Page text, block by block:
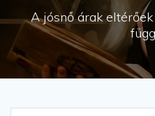
A jósnő árak